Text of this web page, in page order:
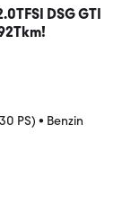
DSG GTI
nur 92Tkm!
PS) • Benzin